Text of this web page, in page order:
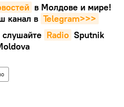
в Молдове и мире!
канал в Telegram>>>
слушайте Radio Sputnik